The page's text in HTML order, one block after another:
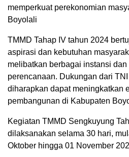
memperkuat perekonomian
Boyolali
TMMD Tahap IV tahun 2024
aspirasi dan kebutuhan
melibatkan berbagai instansi
perencanaan. Dukungan dari
diharapkan dapat meningkatkan
pembangunan di Kabupaten
Kegiatan TMMD Sengkuyung
dilaksanakan selama 30 hari,
Oktober hingga 01 November